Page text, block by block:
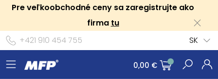
Pre veľkoobchodné ceny sa zaregistrujte ako
firma tu
+421 910 454 755
SK
0,00 €